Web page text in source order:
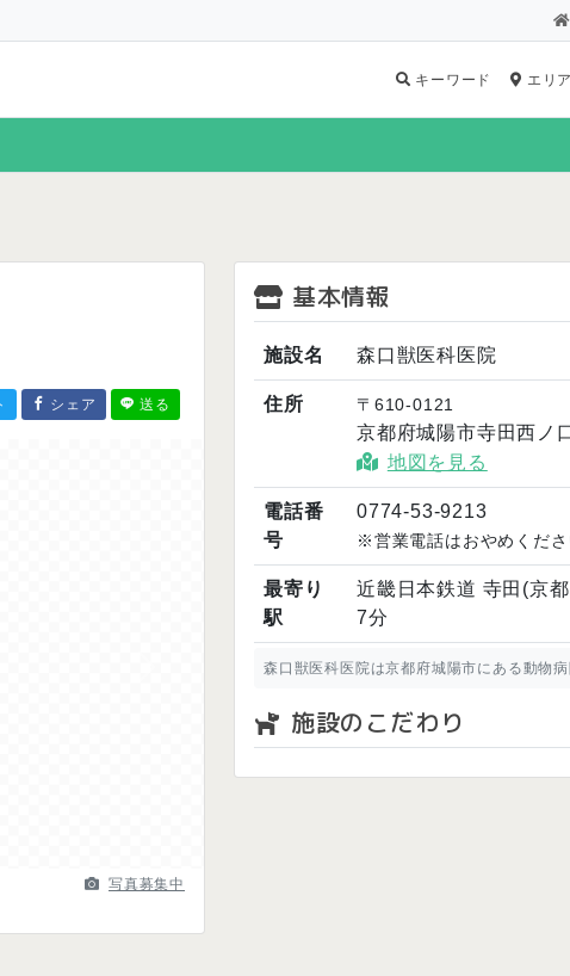
キーワード エリア
シェア 送る
写真募集中
基本情報
施設名 森口獣医科医院
住所 〒610-0121
京都府城陽市寺田西ノ
地図を見る
電話番
号
0774-53-9213
※営業電話はおやめくださ
最寄り
駅
近畿日本鉄道 寺田(京
7分
森口獣医科医院は京都府城陽市にある動物病
施設のこだわり